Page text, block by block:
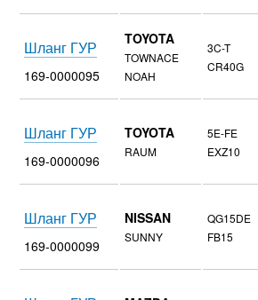
Шланг ГУР
169-0000095
TOYOTA
TOWNACE
NOAH
3C-T
CR40G
Шланг ГУР
169-0000096
TOYOTA
RAUM
5E-FE
EXZ10
Шланг ГУР
169-0000099
NISSAN
SUNNY
QG15DE
FB15